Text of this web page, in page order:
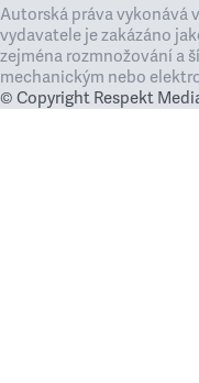
Autorská práva vykonává
vydavatele je zakázáno
zejména rozmnožování a
mechanickým nebo
© Copyright Respekt Media